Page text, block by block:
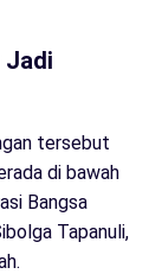
Jadi
tersebut
di bawah
Bangsa
Tapanuli,